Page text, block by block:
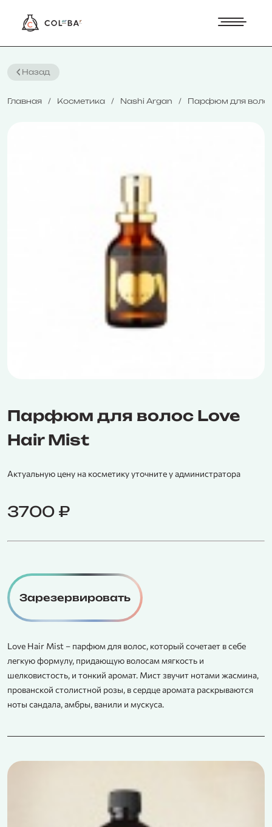
Назад
Главная Косметика Nashi Argan Парфюм для
Парфюм для волос Love
Hair Mist
Актуальную цену на косметику уточните у администратора
3700 ₽
Зарезервировать
Love Hair Mist – парфюм для волос, который сочетает в себе
легкую формулу, придающую волосам мягкость и
шелковистость, и тонкий аромат. Мист звучит нотами жасмина,
прованской столистной розы, в сердце аромата раскрываются
ноты сандала, амбры, ванили и мускуса.